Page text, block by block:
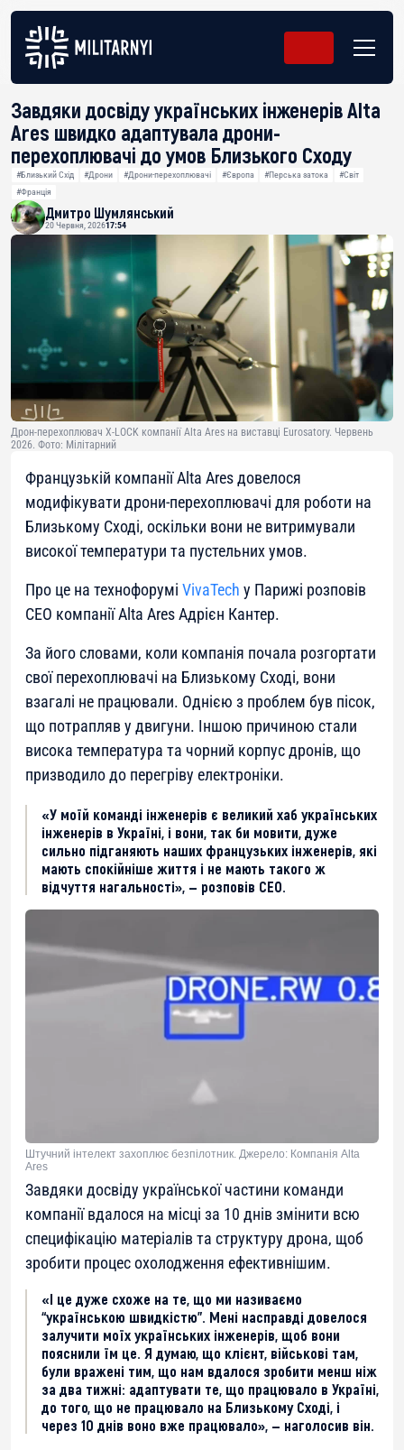
Завдяки досвіду українських інженерів Alta
Ares швидко адаптувала дрони-
перехоплювачі до умов Близького Сходу
#Близький Схід #Дрони #Дрони-перехоплювачі #Європа #Перська затока
#Світ
#Франція
Дмитро Шумлянський
20 Червня, 202617:54
Дрон-перехоплювач X-LOCK компанії Alta Ares на виставці Eurosatory. Червень
2026. Фото: Мілітарний
Французькій компанії Alta Ares довелося
модифікувати дрони-перехоплювачі для роботи на
Близькому Сході, оскільки вони не витримували
високої температури та пустельних умов.
Про це на технофорумі VivaTech у Парижі розповів
CEO компанії Alta Ares Адрієн Кантер.
За його словами, коли компанія почала розгортати
свої перехоплювачі на Близькому Сході, вони
взагалі не працювали. Однією з проблем був пісок,
що потрапляв у двигуни. Іншою причиною стали
висока температура та чорний корпус дронів, що
призводило до перегріву електроніки.
«У моїй команді інженерів є великий хаб українських
інженерів в Україні, і вони, так би мовити, дуже
сильно підганяють наших французьких інженерів, які
мають спокійніше життя і не мають такого ж
відчуття нагальності», — розповів CEO.
Штучний інтелект захоплює безпілотник. Джерело: Компанія Alta
Ares
Завдяки досвіду української частини команди
компанії вдалося на місці за 10 днів змінити всю
специфікацію матеріалів та структуру дрона, щоб
зробити процес охолодження ефективнішим.
«І це дуже схоже на те, що ми називаємо
“українською швидкістю”. Мені насправді довелося
залучити моїх українських інженерів, щоб вони
пояснили їм це. Я думаю, що клієнт, військові там,
були вражені тим, що нам вдалося зробити менш ніж
за два тижні: адаптувати те, що працювало в Україні,
до того, що не працювало на Близькому Сході, і
через 10 днів воно вже працювало», — наголосив він.